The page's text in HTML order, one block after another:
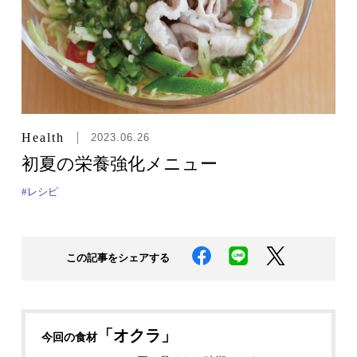
Health 2023.06.26
初夏の栄養強化メニュー
#レシピ
この記事をシェアする
今回の食材「オクラ」